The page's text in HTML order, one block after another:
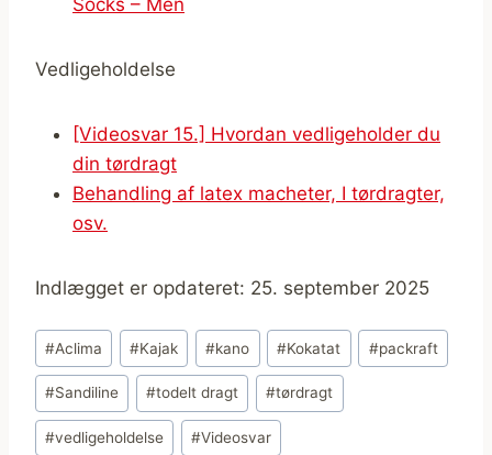
Socks – Men
Vedligeholdelse
[Videosvar 15.] Hvordan vedligeholder du
din tørdragt
Behandling af latex macheter, I tørdragter,
osv.
Indlægget er opdateret: 25. september 2025
Indlæg-
tags:
#Aclima #Kajak #kano #Kokatat #packraft
#Sandiline #todelt dragt #tørdragt
#vedligeholdelse #Videosvar